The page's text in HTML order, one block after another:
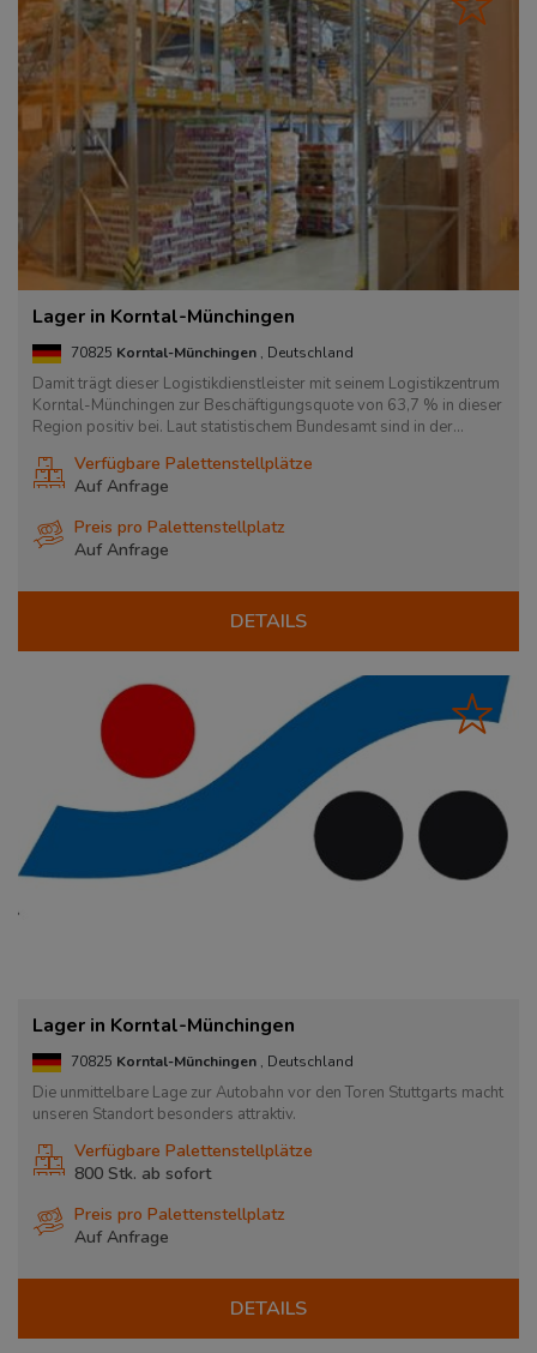
Lager in Korntal-Münchingen
70825 Korntal-Münchingen , Deutschland
Damit trägt dieser Logistikdienstleister mit seinem Logistikzentrum
Korntal-Münchingen zur Beschäftigungsquote von 63,7 % in dieser
Region positiv bei. Laut statistischem Bundesamt sind in der...
Verfügbare Palettenstellplätze
Auf Anfrage
Preis pro Palettenstellplatz
Auf Anfrage
DETAILS
Lager in Korntal-Münchingen
70825 Korntal-Münchingen , Deutschland
Die unmittelbare Lage zur Autobahn vor den Toren Stuttgarts macht
unseren Standort besonders attraktiv.
Verfügbare Palettenstellplätze
800 Stk. ab sofort
Preis pro Palettenstellplatz
Auf Anfrage
DETAILS